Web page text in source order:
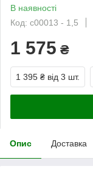
В наявності
Код: с00013 - 1,5
1 575 ₴
1 395 ₴ від 3 шт.
Опис Доставка